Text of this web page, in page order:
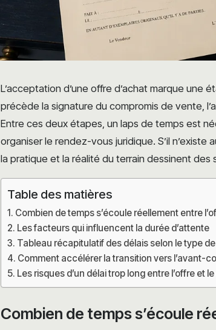
L’acceptation d’une offre d’achat marque une
précède la signature du compromis de vente,
Entre ces deux étapes, un laps de temps est
organiser le rendez-vous juridique. S’il
la pratique et la réalité du terrain dessinent des
Table des matières
Combien de temps s’écoule réellement entre
Les facteurs qui influencent la durée d’attente
Tableau récapitulatif des délais selon le type
Comment accélérer la transition vers l’avant-
Les risques d’un délai trop long entre l’offre et
Combien de temps s’écoule